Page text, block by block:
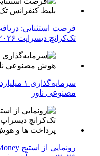
تک‌کرانچ دیسراپت ۲۰۲۶
مصنوعی ناور